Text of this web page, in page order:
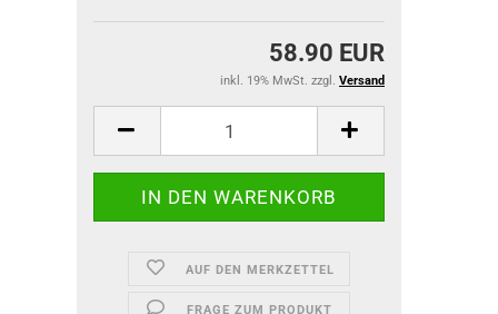
58.90 EUR
inkl. 19% MwSt. zzgl. Versand
AUF DEN MERKZETTEL
FRAGE ZUM PRODUKT